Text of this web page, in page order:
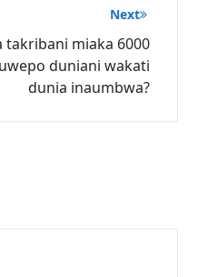
Next
takribani miaka 6000
duniani wakati
dunia inaumbwa?